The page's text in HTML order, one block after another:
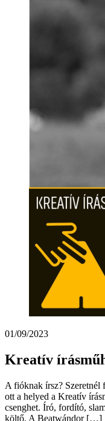
01/09/2023
Kreatív
A fióknak írsz?
ott a helyed a Kreatív
csenghet. Író, fordító,
költő. A Beatwándor […]